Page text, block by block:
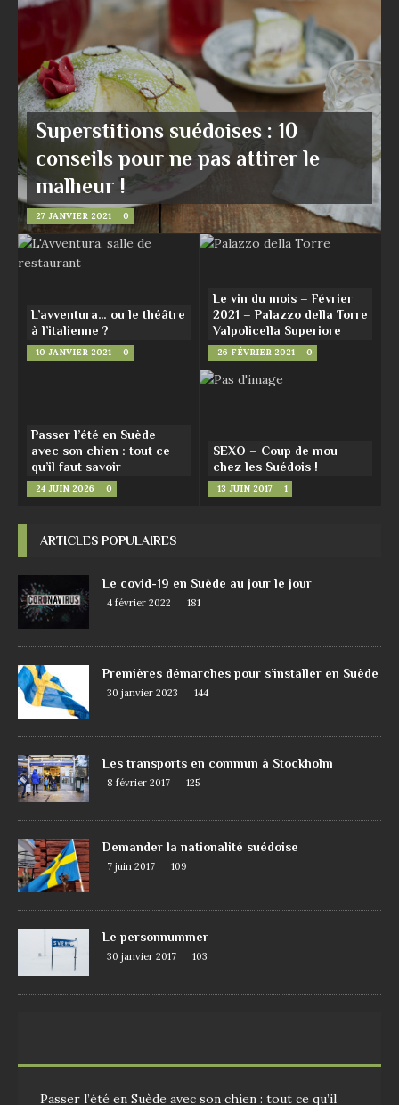
Superstitions suédoises : 10
conseils pour ne pas attirer le
malheur !
27 JANVIER 2021 0
L’avventura… ou le théâtre
à l’italienne ?
10 JANVIER 2021 0
Le vin du mois – Février
2021 – Palazzo della Torre
Valpolicella Superiore
26 FÉVRIER 2021 0
Passer l’été en Suède
avec son chien : tout ce
qu’il faut savoir
24 JUIN 2026 0
SEXO – Coup de mou
chez les Suédois !
13 JUIN 2017 1
ARTICLES POPULAIRES
Le covid-19 en Suède au jour le jour
4 février 2022 181
Premières démarches pour s’installer en Suède
30 janvier 2023 144
Les transports en commun à Stockholm
8 février 2017 125
Demander la nationalité suédoise
7 juin 2017 109
Le personnummer
30 janvier 2017 103
Passer l’été en Suède avec son chien : tout ce qu’il